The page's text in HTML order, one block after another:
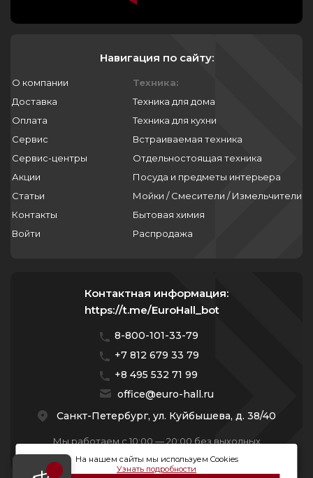
Навигация по сайту:
О компании
Доставка
Оплата
Сервис
Сервис-центры
Акции
Статьи
Контакты
Войти
Техника:
Техника для дома
Техника для кухни
Встраиваемая техника
Отдельностоящая техника
Посуда и предметы интерьера
Мойки / Смесители / Измельчители
Бытовая химия
Распродажа
Контактная информация:
https://t.me/EuroHall_bot
8-800-101-33-79
+7 812 679 33 79
+8 495 532 71 99
office@euro-hall.ru
Санкт-Петербург, ул. Куйбышева, д. 38/40
Мы работаем с 10:00 — 20:00 без выходных
На нашем сайты мы используем Cookies
Узнать подробности